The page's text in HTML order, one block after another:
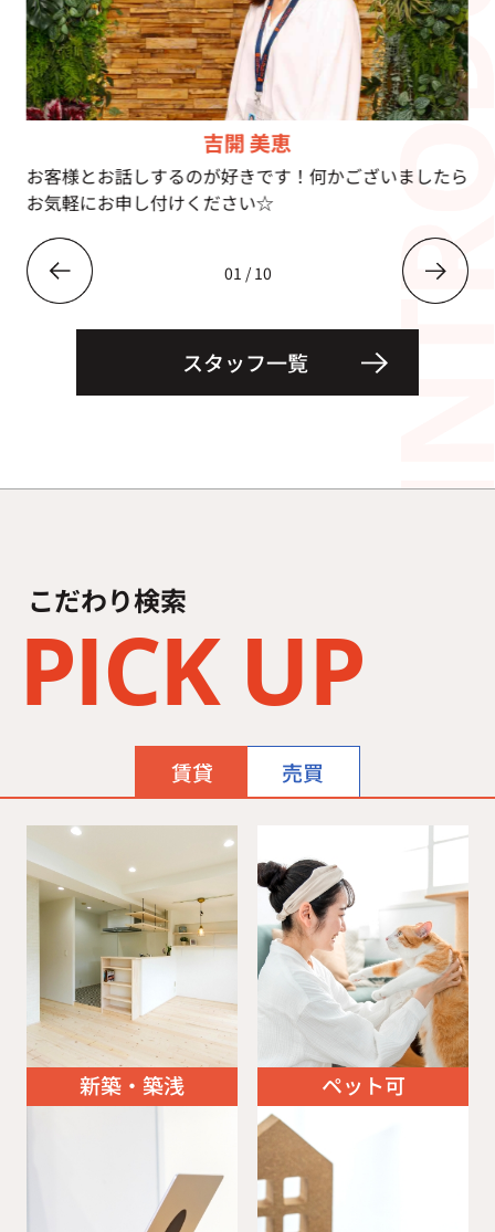
吉開 美恵
お客様とお話しするのが好きです！何かございましたら
お気軽にお申し付けください☆
01 / 10
スタッフ一覧
こだわり検索
PICK UP
賃貸 売買
新築・築浅 ペット可